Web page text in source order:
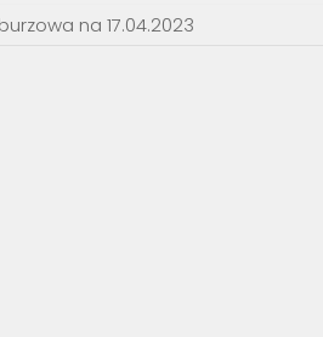
na 17.04.2023